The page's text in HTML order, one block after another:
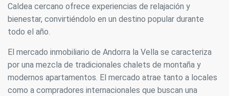
Caldea cercano ofrece experiencias de relajación y
bienestar, convirtiéndolo en un destino popular durante
todo el año.
El mercado inmobiliario de Andorra la Vella se caracteriza
por una mezcla de tradicionales chalets de montaña y
modernos apartamentos. El mercado atrae tanto a locales
como a compradores internacionales que buscan una